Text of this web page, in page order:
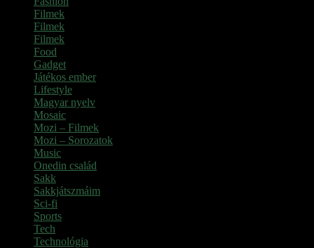
Filmek
Filmek
Filmek
Food
Gadget
Játékos ember
Lifestyle
Magyar nyelv
Mosaic
Mozi – Filmek
Mozi – Sorozatok
Music
Onedin család
Sakk
Sakkjátszmáim
Sci-fi
Sports
Tech
Technológia